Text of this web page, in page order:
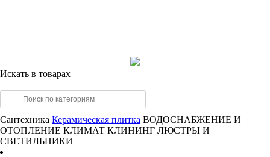
Искать в товарах
Сантехника Керамическая плитка ВОДОСНАБЖЕНИЕ И
ОТОПЛЕНИЕ КЛИМАТ КЛИНИНГ ЛЮСТРЫ И
СВЕТИЛЬНИКИ